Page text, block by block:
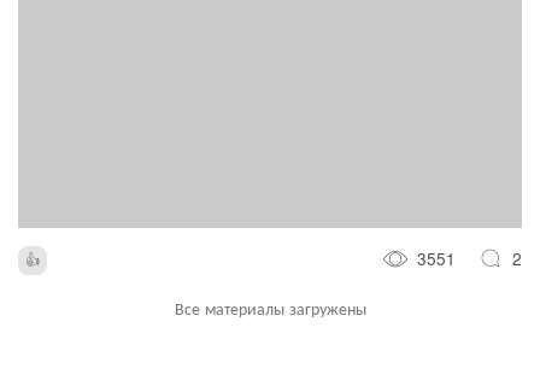
3551 2
Все материалы загружены